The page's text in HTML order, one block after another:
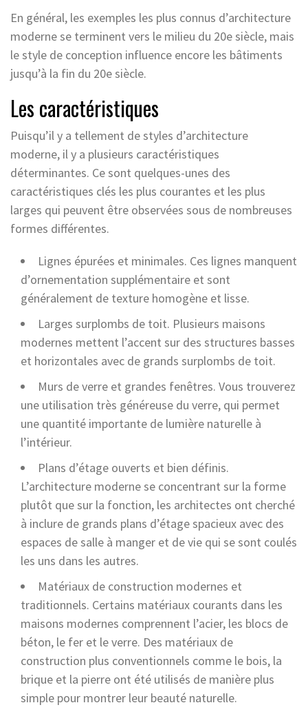
En général, les exemples les plus connus d’architecture
moderne se terminent vers le milieu du 20e siècle, mais
le style de conception influence encore les bâtiments
jusqu’à la fin du 20e siècle.
Les caractéristiques
Puisqu’il y a tellement de styles d’architecture
moderne, il y a plusieurs caractéristiques
déterminantes. Ce sont quelques-unes des
caractéristiques clés les plus courantes et les plus
larges qui peuvent être observées sous de nombreuses
formes différentes.
Lignes épurées et minimales. Ces lignes manquent
d’ornementation supplémentaire et sont
généralement de texture homogène et lisse.
Larges surplombs de toit. Plusieurs maisons
modernes mettent l’accent sur des structures basses
et horizontales avec de grands surplombs de toit.
Murs de verre et grandes fenêtres. Vous trouverez
une utilisation très généreuse du verre, qui permet
une quantité importante de lumière naturelle à
l’intérieur.
Plans d’étage ouverts et bien définis.
L’architecture moderne se concentrant sur la forme
plutôt que sur la fonction, les architectes ont cherché
à inclure de grands plans d’étage spacieux avec des
espaces de salle à manger et de vie qui se sont coulés
les uns dans les autres.
Matériaux de construction modernes et
traditionnels. Certains matériaux courants dans les
maisons modernes comprennent l’acier, les blocs de
béton, le fer et le verre. Des matériaux de
construction plus conventionnels comme le bois, la
brique et la pierre ont été utilisés de manière plus
simple pour montrer leur beauté naturelle.